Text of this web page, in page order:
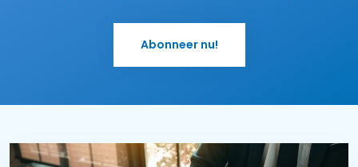
Abonneer nu!